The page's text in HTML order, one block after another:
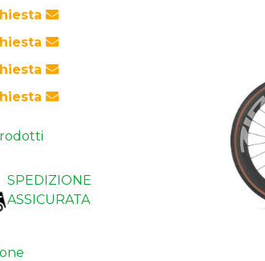
SPEDIZIONE
ASSICURATA